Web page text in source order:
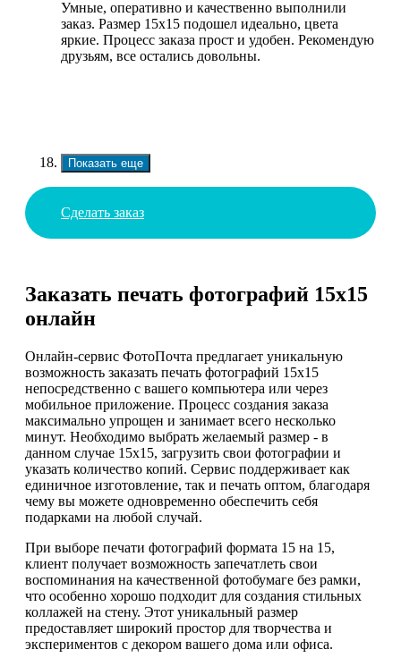
Умные, оперативно и качественно выполнили
заказ. Размер 15х15 подошел идеально, цвета
яркие. Процесс заказа прост и удобен. Рекомендую
друзьям, все остались довольны.
Показать еще
Сделать заказ
Заказать печать фотографий 15х15
онлайн
Онлайн-сервис ФотоПочта предлагает уникальную
возможность заказать печать фотографий 15х15
непосредственно с вашего компьютера или через
мобильное приложение. Процесс создания заказа
максимально упрощен и занимает всего несколько
минут. Необходимо выбрать желаемый размер - в
данном случае 15х15, загрузить свои фотографии и
указать количество копий. Сервис поддерживает как
единичное изготовление, так и печать оптом, благодаря
чему вы можете одновременно обеспечить себя
подарками на любой случай.
При выборе печати фотографий формата 15 на 15,
клиент получает возможность запечатлеть свои
воспоминания на качественной фотобумаге без рамки,
что особенно хорошо подходит для создания стильных
коллажей на стену. Этот уникальный размер
предоставляет широкий простор для творчества и
экспериментов с декором вашего дома или офиса.